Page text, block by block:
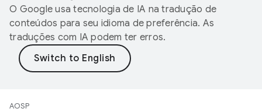
O Google usa tecnologia de IA na tradução de
conteúdos para seu idioma de preferência. As
traduções com IA podem ter erros.
AOSP